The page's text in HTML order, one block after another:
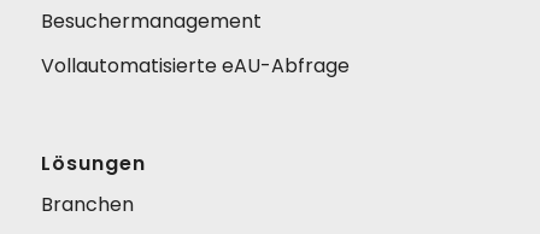
Besuchermanagement
Vollautomatisierte eAU-Abfrage
Lösungen
Branchen